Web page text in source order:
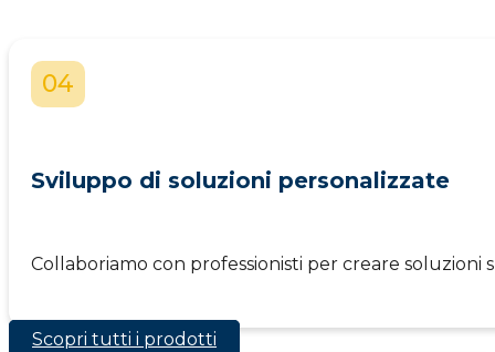
04
Sviluppo di soluzioni personalizzate
Collaboriamo con professionisti per creare
Scopri tutti i prodotti